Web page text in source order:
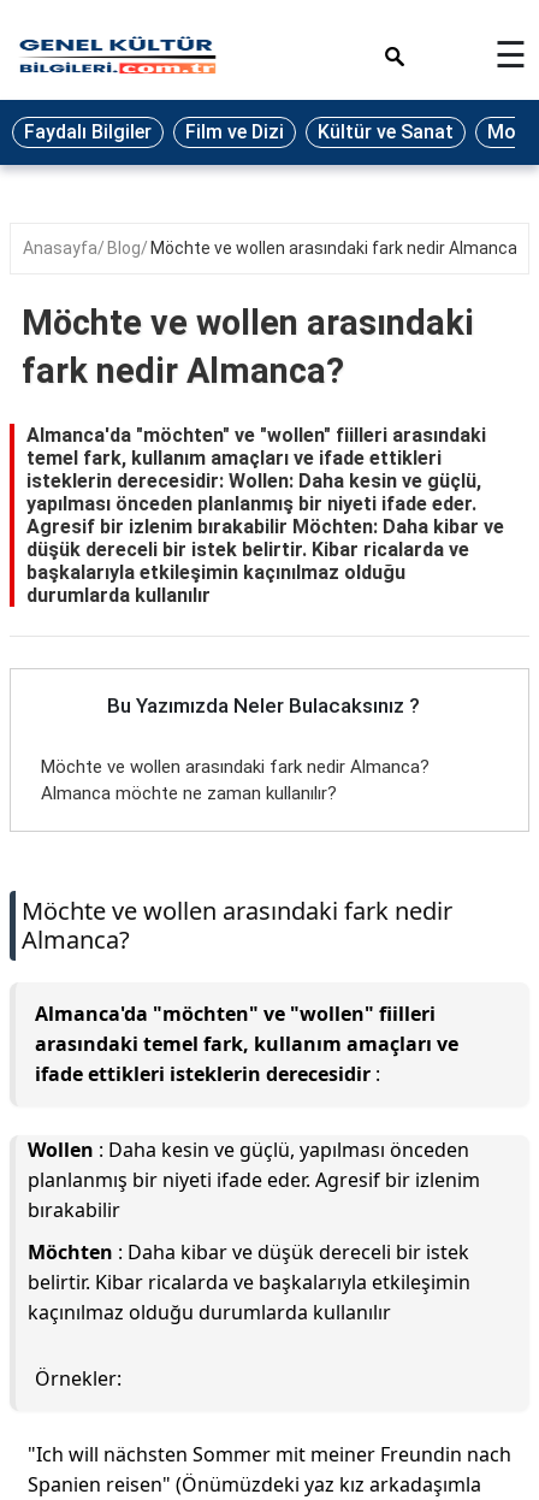
Eğitim
Ekonomi
Seyahat
Oyun
Yaşam
Hukuk
Blog
☰
Faydalı Bilgiler Film ve Dizi Kültür ve Sanat
Anasayfa Blog Möchte ve wollen arasındaki fark nedir Almanca?
Möchte ve wollen arasındaki
fark nedir Almanca?
Almanca'da "möchten" ve "wollen" fiilleri arasındaki
temel fark, kullanım amaçları ve ifade ettikleri
isteklerin derecesidir: Wollen: Daha kesin ve güçlü,
yapılması önceden planlanmış bir niyeti ifade eder.
Agresif bir izlenim bırakabilir Möchten: Daha kibar ve
düşük dereceli bir istek belirtir. Kibar ricalarda ve
başkalarıyla etkileşimin kaçınılmaz olduğu
durumlarda kullanılır
Bu Yazımızda Neler Bulacaksınız ?
Möchte ve wollen arasındaki fark nedir Almanca?
Almanca möchte ne zaman kullanılır?
Möchte ve wollen arasındaki fark nedir
Almanca?
Almanca'da "möchten" ve "wollen" fiilleri
arasındaki temel fark, kullanım amaçları ve
ifade ettikleri isteklerin derecesidir :
Wollen : Daha kesin ve güçlü, yapılması önceden
planlanmış bir niyeti ifade eder. Agresif bir izlenim
bırakabilir
Möchten : Daha kibar ve düşük dereceli bir istek
belirtir. Kibar ricalarda ve başkalarıyla etkileşimin
kaçınılmaz olduğu durumlarda kullanılır
Örnekler:
"Ich will nächsten Sommer mit meiner Freundin nach
Spanien reisen" (Önümüzdeki yaz kız arkadaşımla